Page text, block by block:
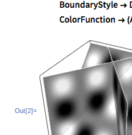
Out[2]=